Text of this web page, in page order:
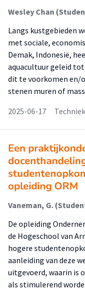
Wesley Chan
Langs kustgebieden
met sociale,
Demak, Indonesië,
aquacultuur geleid
dit te voorkomen en/
stenen muren of
2025-06-17
Techniek
Een
opleiding ORM
Vaneman, G.
De opleiding
de Hogeschool van
hogere
aanleiding van deze
uitgevoerd, waarin is
als stimulerend